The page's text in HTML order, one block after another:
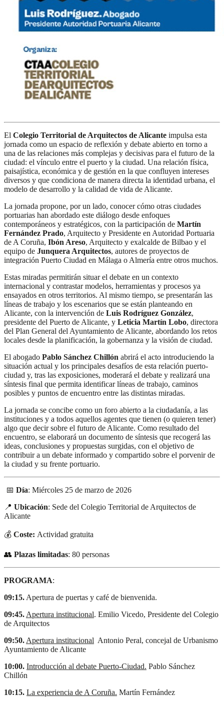
El Colegio Territorial de Arquitectos de Alicante impulsa esta
jornada como un espacio de reflexión y debate abierto en torno a
una de las relaciones más complejas y decisivas para el futuro de la
ciudad: el vínculo entre el puerto y la ciudad. Una relación física,
paisajística, económica y de gestión en la que confluyen intereses
diversos y que condiciona de manera directa la identidad urbana, el
modelo de desarrollo y la calidad de vida de Alicante.
La jornada propone, por un lado, conocer cómo otras ciudades
portuarias han abordado este diálogo desde enfoques
contemporáneos y estratégicos, con la participación de Martín
Fernández Prado, Arquitecto y Presidente en Autoridad Portuaria
de A Coruña, Ibón Areso, Arquitecto y exalcalde de Bilbao y el
equipo de Junquera Arquitectos, autores de proyectos de
integración Puerto Ciudad en Málaga o Almería entre otros muchos.
Estas miradas permitirán situar el debate en un contexto
internacional y contrastar modelos, herramientas y procesos ya
ensayados en otros territorios. Al mismo tiempo, se presentarán las
líneas de trabajo y los escenarios que se están planteando en
Alicante, con la intervención de Luis Rodríguez González,
presidente del Puerto de Alicante, y Leticia Martín Lobo, directora
del Plan General del Ayuntamiento de Alicante, abordando los retos
locales desde la planificación, la gobernanza y la visión de ciudad.
El abogado Pablo Sánchez Chillón abrirá el acto introduciendo la
situación actual y los principales desafíos de esta relación puerto-
ciudad y, tras las exposiciones, moderará el debate y realizará una
síntesis final que permita identificar líneas de trabajo, caminos
posibles y puntos de encuentro entre las distintas miradas.
La jornada se concibe como un foro abierto a la ciudadanía, a las
instituciones y a todos aquellos agentes que tienen (o quieren tener)
algo que decir sobre el futuro de Alicante. Como resultado del
encuentro, se elaborará un documento de síntesis que recogerá las
ideas, conclusiones y propuestas surgidas, con el objetivo de
contribuir a un debate informado y compartido sobre el porvenir de
la ciudad y su frente portuario.
📅 Día: Miércoles 25 de marzo de 2026
📍 Ubicación: Sede del Colegio Territorial de Arquitectos de
Alicante
💰 Coste: Actividad gratuita
👥 Plazas limitadas: 80 personas
PROGRAMA:
09:15. Apertura de puertas y café de bienvenida.
09:45. Apertura institucional. Emilio Vicedo, Presidente del Colegio
de Arquitectos
09:50. Apertura institucional Antonio Peral, concejal de Urbanismo
Ayuntamiento de Alicante
10:00. Introducción al debate Puerto-Ciudad. Pablo Sánchez
Chillón
10:15. La experiencia de A Coruña. Martín Fernández